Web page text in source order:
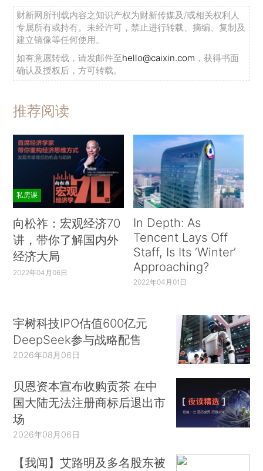
财新网所刊载内容之知识产权为财新传媒及/或相关权利人
专属所有或持有。未经许可，禁止进行转载、摘编、复制及
建立镜像等任何使用。
如有意愿转载，请发邮件至hello@caixin.com ，获得书面
确认及授权后，方可转载。
推荐阅读
私房课
向松祚：宏观经济70
讲，带你了解国内外
经济大局
2022年04月06日
In Depth: As
Tencent Lays Off
Staff, Is Its ‘Winter’
Approaching?
2022年04月01日
宇树科技IPO估值600亿元
DeepSeek参与战略配售
2026年08月06日
贝恩资本宣布收购贡茶 在中
国大陆无法注册商标后退出市
场
2026年08月06日
【我闻】艾路明及多名股东被